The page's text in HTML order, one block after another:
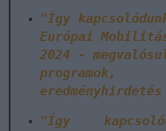
"Így
Európai
2024 -
programok,
eredményhirdetés
"Így